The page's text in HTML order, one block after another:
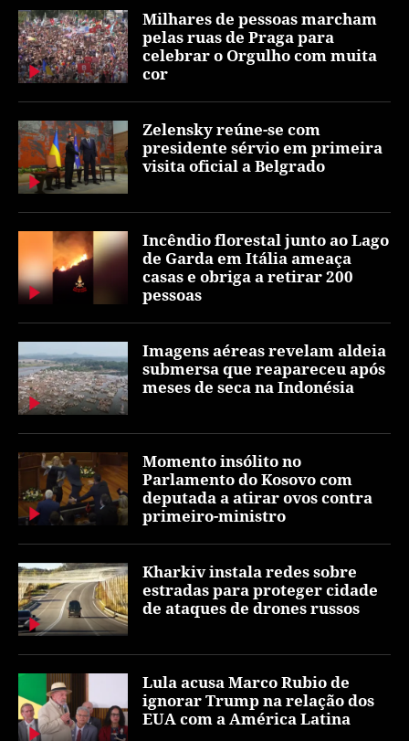
Milhares de pessoas marcham
pelas ruas de Praga para
celebrar o Orgulho com muita
cor
Zelensky reúne-se com
presidente sérvio em primeira
visita oficial a Belgrado
Incêndio florestal junto ao Lago
de Garda em Itália ameaça
casas e obriga a retirar 200
pessoas
Imagens aéreas revelam aldeia
submersa que reapareceu após
meses de seca na Indonésia
Momento insólito no
Parlamento do Kosovo com
deputada a atirar ovos contra
primeiro-ministro
Kharkiv instala redes sobre
estradas para proteger cidade
de ataques de drones russos
Lula acusa Marco Rubio de
ignorar Trump na relação dos
EUA com a América Latina